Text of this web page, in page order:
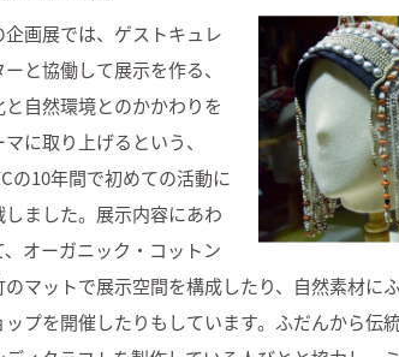
企画展では、ゲストキュレ
ーと協働して展示を作る、
と自然環境とのかかわりを
マに取り上げるという、
の10年間で初めての活動に
しました。展示内容にあわ
、オーガニック・コットン
のマットで展示空間を構成したり、自然素材に
ップを開催したりもしています。ふだんから伝